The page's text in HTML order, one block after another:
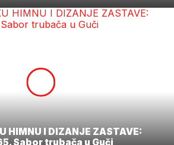
HIMNU I DIZANJE ZASTAVE:
Sabor trubača u Guči